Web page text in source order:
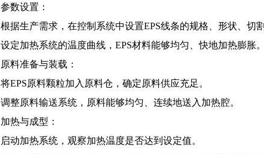
参数设置：
根据生产需求，在控制系统中设置EPS线条的规格、形状、切
设定加热系统的温度曲线，EPS材料能够均匀、快地加热膨胀。
原料准备与装载：
将EPS原料颗粒加入原料仓，确定原料供应充足。
调整原料输送系统，原料能够均匀、连续地送入加热腔。
加热与成型：
启动加热系统，观察加热温度是否达到设定值。